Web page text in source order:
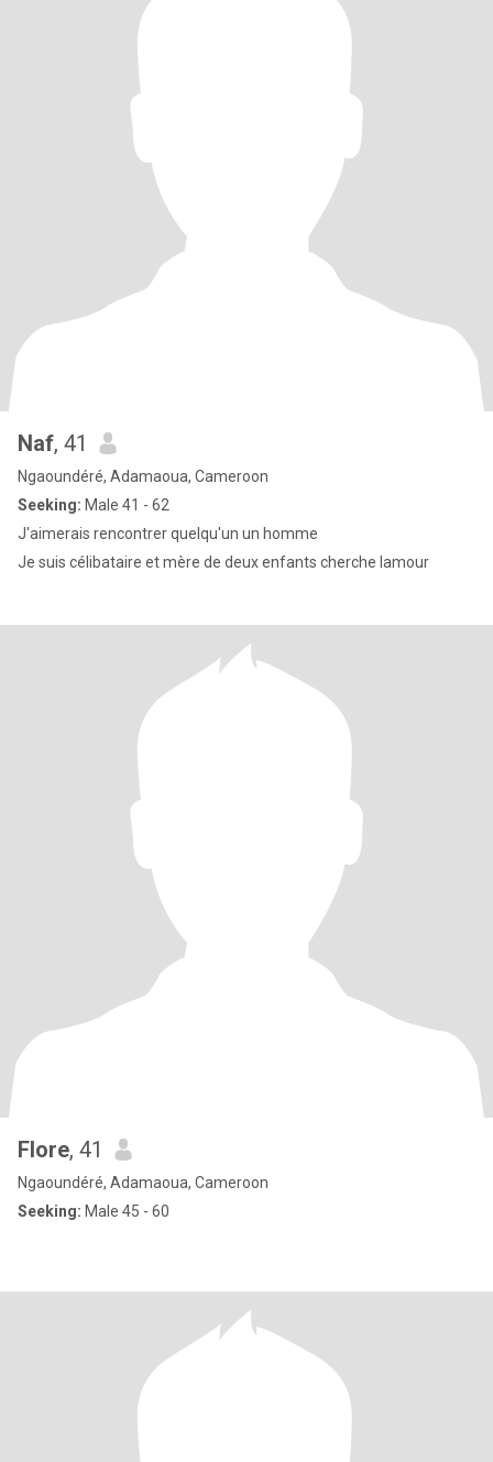
Naf, 41
Ngaoundéré, Adamaoua, Cameroon
Seeking: Male 41 - 62
J'aimerais rencontrer quelqu'un un homme
Je suis célibataire et mère de deux enfants cherche lamour
Flore, 41
Ngaoundéré, Adamaoua, Cameroon
Seeking: Male 45 - 60